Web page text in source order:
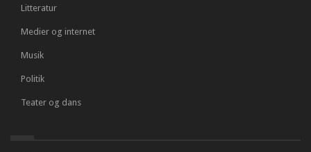
Litteratur
Medier og internet
Musik
Politik
Teater og dans